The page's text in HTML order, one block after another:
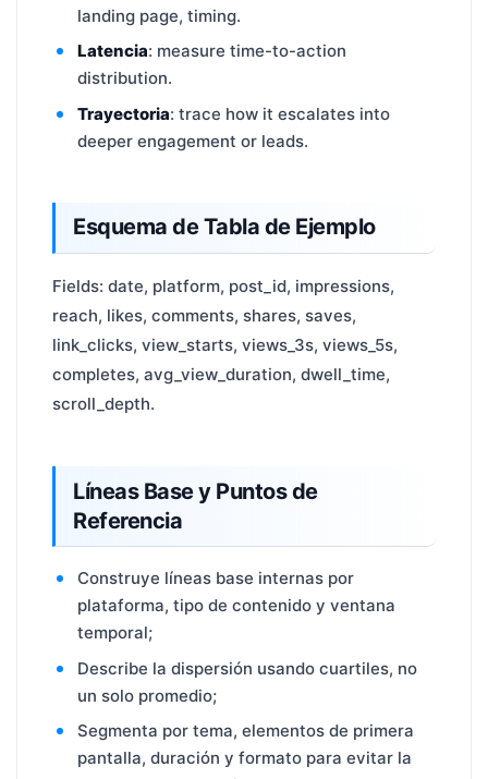
landing page, timing.
Latencia: measure time-to-action
distribution.
Trayectoria: trace how it escalates into
deeper engagement or leads.
Esquema de Tabla de Ejemplo
Fields: date, platform, post_id, impressions,
reach, likes, comments, shares, saves,
link_clicks, view_starts, views_3s, views_5s,
completes, avg_view_duration, dwell_time,
scroll_depth.
Líneas Base y Puntos de
Referencia
Construye líneas base internas por
plataforma, tipo de contenido y ventana
temporal;
Describe la dispersión usando cuartiles, no
un solo promedio;
Segmenta por tema, elementos de primera
pantalla, duración y formato para evitar la